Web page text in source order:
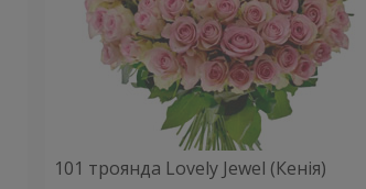
101 троянда Lovely Jewel (Кенія)